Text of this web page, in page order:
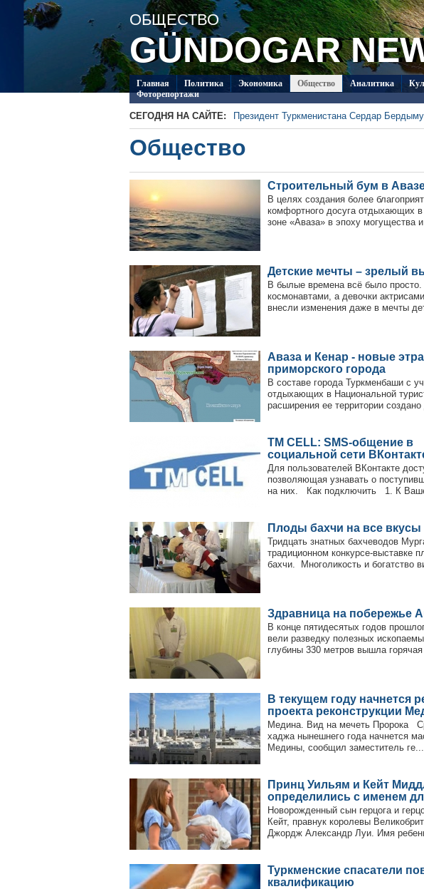
ОБЩЕСТВО
GÜNDOGAR
Главная Политикa Экономика Общество Аналитика
Фоторепортажи
СЕГОДНЯ НА САЙТЕ: Президент Туркменистана Сердар
В посольстве Туркменистана в Душанбе
«Туркменпочта» продолжает развивать
Глава ОБСЕ прибыл с визитом в
Около 20 работ из стран СНГ поступило на
Туркменистан пригласил Ассоциацию
по коневодству
Общество
Строительный бум в
В целях создания более
комфортного досуга отдыхающих в
зоне «Аваза» в эпоху могущества
Детские мечты – зрелый
В былые времена всё было
космонавтами, а девочки
внесли изменения даже в мечты
Аваза и Кенар - новые
приморского города
В составе города Туркменбаши с
отдыхающих в Национальной
расширения ее территории
TM CELL: SMS-общение в
социальной сети
Для пользователей ВКонтакте
позволяющая узнавать о
на них. Как подключить 1. К
Плоды бахчи на все вкусы
Тридцать знатных бахчеводов
традиционном конкурсе-выставке
бахчи. Многоликость и богатство
Здравница на побережье
В конце пятидесятых годов
вели разведку полезных
глубины 330 метров вышла
В текущем году начнется
проекта реконструкции
Медина. Вид на мечеть Пророка
хаджа нынешнего года начнется
Медины, сообщил заместитель ге...
Принц Уильям и Кейт
определились с именем
Новорожденный сын герцога и
Кейт, правнук королевы
Джордж Александр Луи. Имя
Туркменские спасатели
квалификацию